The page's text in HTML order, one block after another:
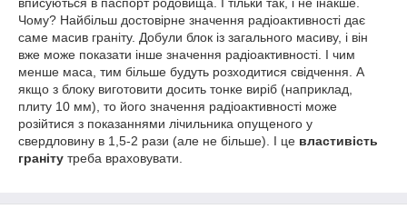
Чому? Найбільш достовірне значення радіоактивності дає
саме масив граніту. Добули блок із загального масиву, і він
вже може показати інше значення радіоактивності. І чим
менше маса, тим більше будуть розходитися свідчення. А
якщо з блоку виготовити досить тонке виріб (наприклад,
плиту 10 мм), то його значення радіоактивності може
розійтися з показаннями лічильника опущеного у
свердловину в 1,5-2 рази (але не більше). І це властивість
граніту треба враховувати.